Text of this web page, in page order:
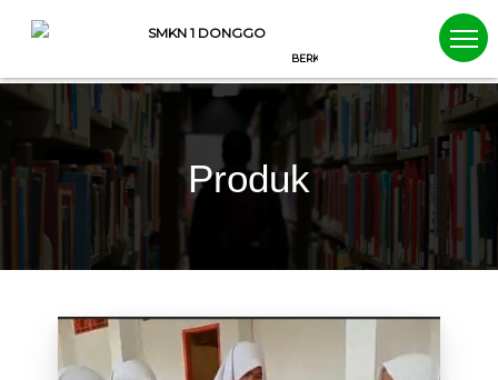
SMKN 1 DONGGO
BERKARAKTER, BERWAWASAN, BERIMAN
Produk